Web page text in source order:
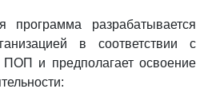
программа разрабатывается
в соответствии с
и предполагает освоение